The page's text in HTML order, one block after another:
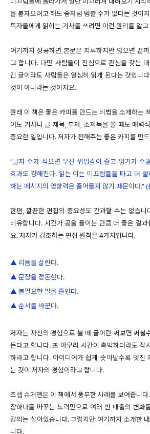
을 붙자으려고 해도 좀처럼 멈출 수가 없다는 것이
독자들에게 읽히는 기사를 쓰려면 이런 원리를 알
여기까지 성공하면 본문은 지루하지만 않으면 끝
고 합니다. 다만 사람들이 진심으로 관심을 갖는
긴 글이라도 사람들은 열심히 읽게 된다는 것입니
것이 아니라는 것이지요.
원래 이 책은 좋은 카피를 만드는 비법을 소개하는
어도 기사나 글 제목, 부제, 소제목을 쓸 때도 매력
중요한 일입니다. 저자가 전해주는 좋은 카피를 만
"글자 수가 적으면 우선 위압감이 줄고 읽기가 수
효과도 강해진다. 읽는 이는 미끄럼틀을 타고 더
하는 메시지의 영향력은 줄어들지 않기 때문이다." (
한편, 깔끔한 편집의 중요성도 간과할 수는 없습니
비유합니다. 시간가 공을 들이는 만큼 더 좋은 결
요. 저자가 강조하는 편집 원칙은 4가지입니다.
▲ 리듬을 살린다.
▲ 문장을 정돈한다.
▲ 불필요한 말을 줄인다.
▲ 순서를 바꾼다.
저자는 자신의 경험으로 볼 때 글이란 써보면 써볼
든다고 합니다. 또 아무리 시간이 촉박하더라도 잠
하라고 합니다. 아이디어가 쉽게 솟아날수록 멋진
는 것이 저자의 경험이라고 합니다.
조셉 슈거맨은 이 책에서 풍부한 사례를 보여줍니
장하나를 바꾸는 노력만으로 여러 번 매출의 변화
강의는 살아있습니다. 그렇지만 여기까지 소개한
니다.